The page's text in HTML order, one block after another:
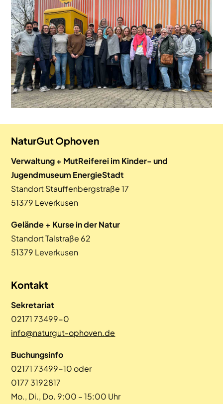
NaturGut Ophoven
Verwaltung + MutReiferei im Kinder- und
Jugendmuseum EnergieStadt
Standort Stauffenbergstraße 17
51379 Leverkusen
Gelände + Kurse in der Natur
Standort Talstraße 62
51379 Leverkusen
Kontakt
Sekretariat
02171 73499-0
info@naturgut-ophoven.de
Buchungsinfo
02171 73499-10 oder
0177 3192817
Mo., Di., Do. 9:00 – 15:00 Uhr